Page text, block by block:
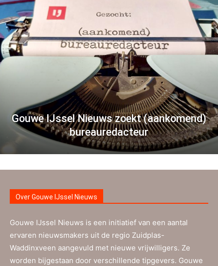
Gouwe IJssel Nieuws zoekt (aankomend)
bureauredacteur
Over Gouwe IJssel Nieuws
Gouwe IJssel Nieuws is een initiatief van een aantal
ervaren nieuwsmakers uit de regio Zuidplas-
Waddinxveen aangevuld met nieuwe vrijwilligers. Ze
worden bijgestaan door verschillende tipgevers. Gouwe